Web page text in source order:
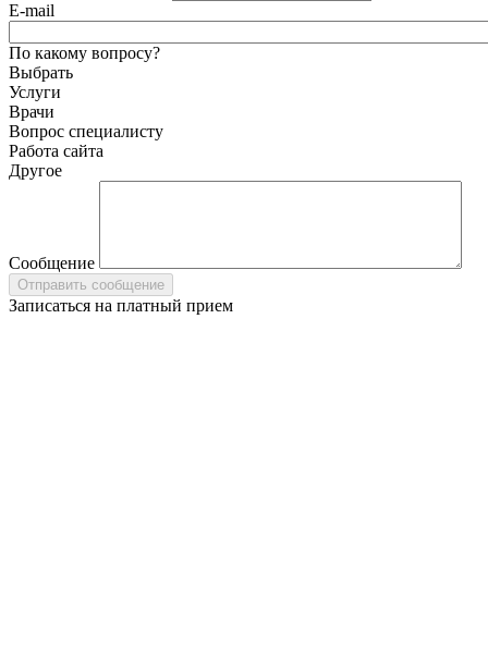
E-mail
По какому вопросу?
Выбрать
Услуги
Врачи
Вопрос специалисту
Работа сайта
Другое
Сообщение
Записаться на платный прием